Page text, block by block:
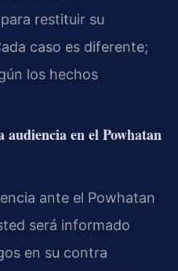
restituir su
caso es diferente;
los hechos
audiencia en el Powhatan
ante el Powhatan
será informado
en su contra